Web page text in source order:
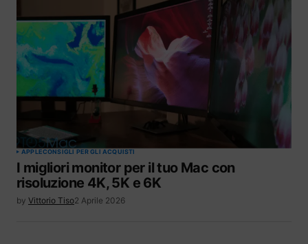
APPLECONSIGLI PER GLI ACQUISTI
I migliori monitor per il tuo Mac con
risoluzione 4K, 5K e 6K
by Vittorio Tiso2 Aprile 2026